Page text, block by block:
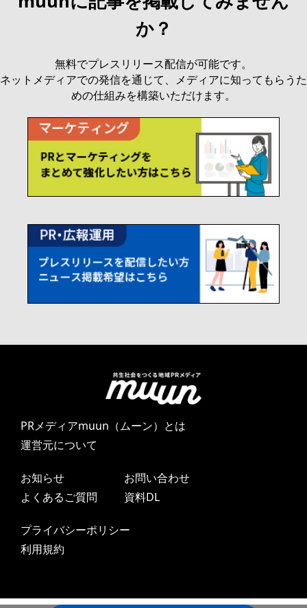
か？
無料でプレスリリース配信が可能です。
ネットメディアでの発信を通じて、メディアに知ってもらうた
めの仕組みを構築いただけます。
PRメディアmuun（ムーン）とは
運営元について
お知らせ
よくあるご質問
お問い合わせ
資料DL
プライバシーポリシー
利用規約